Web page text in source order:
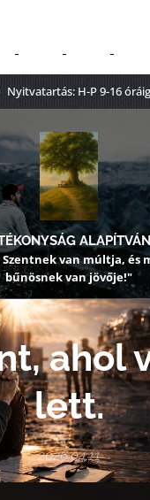
Nyitvatartás: H-P 9-16 óráig
van múltja, és
bűnösnek van jövője!"
ahol
lett.
2026.04.11